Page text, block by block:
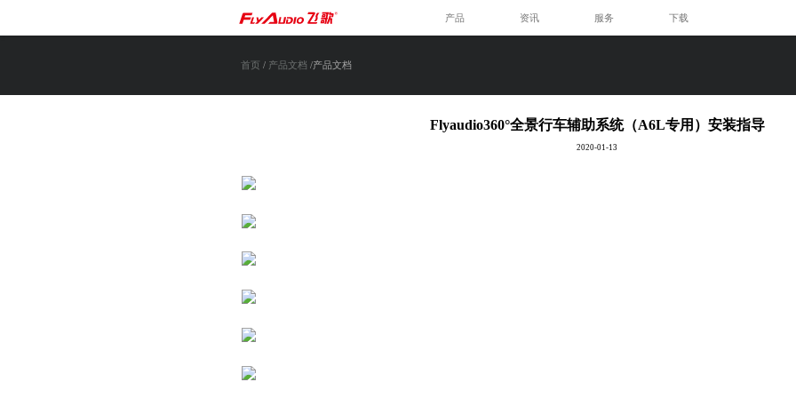
产品 资讯 服务 下载
首页 / 产品文档 /产品文档
Flyaudio360°全景行车辅助系统（A6L专用）安装指导
2020-01-13